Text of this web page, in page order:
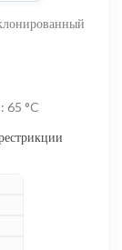
: 65 °C